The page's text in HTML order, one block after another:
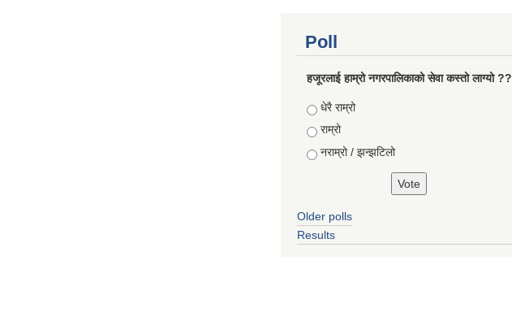
Poll
हजूरलाई हाम्रो नगरपालिकाको सेवा कस्तो लाग्यो ??
Choices
धेरै राम्रो
राम्रो
नराम्रो / झन्झटिलो
Older polls
Results